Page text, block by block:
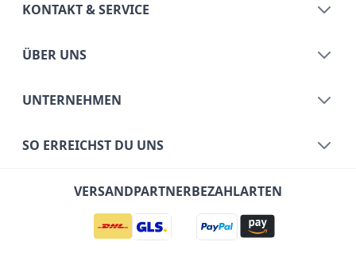
KONTAKT & SERVICE
ÜBER UNS
UNTERNEHMEN
SO ERREICHST DU UNS
VERSANDPARTNERBEZAHLARTEN